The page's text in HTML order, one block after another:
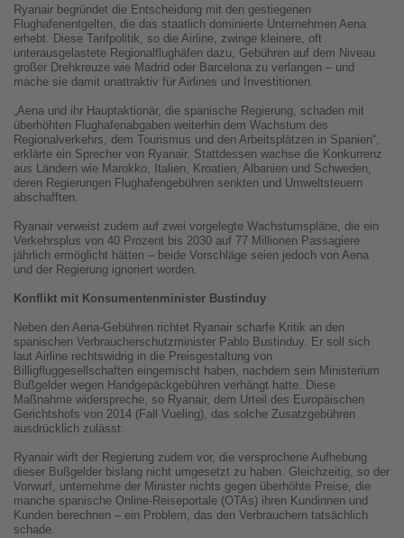
Ryanair begründet die Entscheidung mit den gestiegenen
Flughafenentgelten, die das staatlich dominierte Unternehmen Aena
erhebt. Diese Tarifpolitik, so die Airline, zwinge kleinere, oft
unterausgelastete Regionalflughäfen dazu, Gebühren auf dem Niveau
großer Drehkreuze wie Madrid oder Barcelona zu verlangen – und
mache sie damit unattraktiv für Airlines und Investitionen.
„Aena und ihr Hauptaktionär, die spanische Regierung, schaden mit
überhöhten Flughafenabgaben weiterhin dem Wachstum des
Regionalverkehrs, dem Tourismus und den Arbeitsplätzen in Spanien“,
erklärte ein Sprecher von Ryanair. Stattdessen wachse die Konkurrenz
aus Ländern wie Marokko, Italien, Kroatien, Albanien und Schweden,
deren Regierungen Flughafengebühren senkten und Umweltsteuern
abschafften.
Ryanair verweist zudem auf zwei vorgelegte Wachstumspläne, die ein
Verkehrsplus von 40 Prozent bis 2030 auf 77 Millionen Passagiere
jährlich ermöglicht hätten – beide Vorschläge seien jedoch von Aena
und der Regierung ignoriert worden.
Konflikt mit Konsumentenminister Bustinduy
Neben den Aena-Gebühren richtet Ryanair scharfe Kritik an den
spanischen Verbraucherschutzminister Pablo Bustinduy. Er soll sich
laut Airline rechtswidrig in die Preisgestaltung von
Billigfluggesellschaften eingemischt haben, nachdem sein Ministerium
Bußgelder wegen Handgepäckgebühren verhängt hatte. Diese
Maßnahme widerspreche, so Ryanair, dem Urteil des Europäischen
Gerichtshofs von 2014 (Fall Vueling), das solche Zusatzgebühren
ausdrücklich zulässt.
Ryanair wirft der Regierung zudem vor, die versprochene Aufhebung
dieser Bußgelder bislang nicht umgesetzt zu haben. Gleichzeitig, so der
Vorwurf, unternehme der Minister nichts gegen überhöhte Preise, die
manche spanische Online-Reiseportale (OTAs) ihren Kundinnen und
Kunden berechnen – ein Problem, das den Verbrauchern tatsächlich
schade.